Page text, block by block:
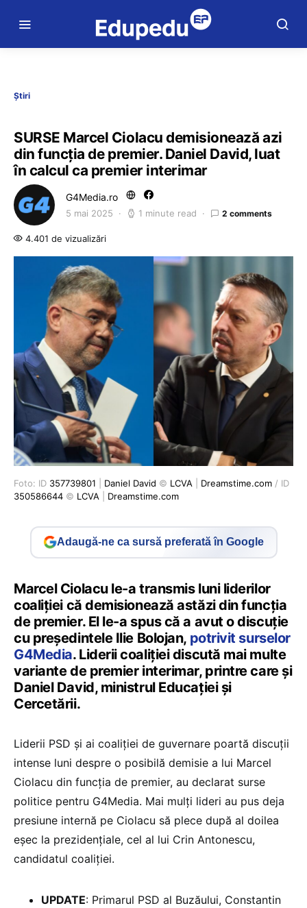
Știri
SURSE Marcel Ciolacu demisionează azi
din funcția de premier. Daniel David, luat
în calcul ca premier interimar
G4Media.ro
5 mai 2025 1 minute read 2 comments
4.401 de vizualizări
Foto: ID 357739801 Daniel David © LCVA Dreamstime.com / ID
350586644 © LCVA Dreamstime.com
Adaugă-ne ca sursă preferată în Google
Marcel Ciolacu le-a transmis luni liderilor
coaliției că demisionează astăzi din funcția
de premier. El le-a spus că a avut o discuție
cu președintele Ilie Bolojan, potrivit surselor
G4Media. Liderii coaliției discută mai multe
variante de premier interimar, printre care și
Daniel David, ministrul Educației și
Cercetării.
Liderii PSD și ai coaliției de guvernare poartă discuții
intense luni despre o posibilă demisie a lui Marcel
Ciolacu din funcția de premier, au declarat surse
politice pentru G4Media. Mai mulți lideri au pus deja
presiune internă pe Ciolacu să plece după al doilea
eșec la prezidențiale, cel al lui Crin Antonescu,
candidatul coaliției.
UPDATE: Primarul PSD al Buzăului, Constantin